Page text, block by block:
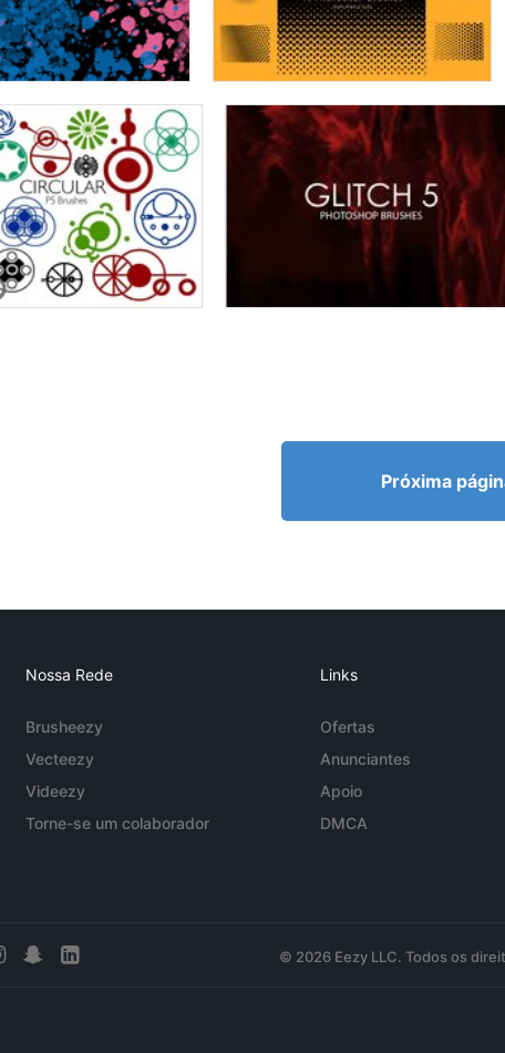
Próxima
Nossa Rede
Brusheezy
Vecteezy
Videezy
Torne-se um colaborador
Links
Ofertas
Anunciantes
Apoio
DMCA
© 2026 Eezy LLC. Todos os